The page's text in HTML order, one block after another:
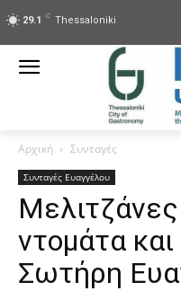
29.1 C Thessaloniki
Αρχική Συνταγές
Συνταγές Ευαγγέλου
ντομάτα
Σωτήρη